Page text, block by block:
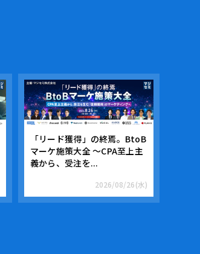
「リード獲得」の終焉。BtoB
マーケ施策大全 ～CPA至上主
義から、受注を...
2026/08/26(水)